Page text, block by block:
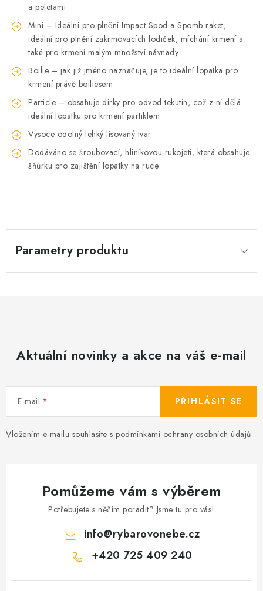
a peletami
Mini – Ideální pro plnění Impact Spod a Spomb raket,
ideální pro plnění zakrmovacích lodiček, míchání krmení a
také pro krmení malým množství návnady
Boilie – jak již jméno naznačuje, je to ideální lopatka pro
krmení právě boiliesem
Particle – obsahuje dírky pro odvod tekutin, což z ní dělá
ideální lopatku pro krmení partiklem
Vysoce odolný lehký lisovaný tvar
Dodáváno se šroubovací, hliníkovou rukojetí, která obsahuje
šňůrku pro zajištění lopatky na ruce
Parametry produktu
Aktuální novinky a akce na váš e-mail
E-mail
Vložením e-mailu souhlasíte s podmínkami ochrany osobních údajů
PŘIHLÁSIT SE
Pomůžeme vám s výběrem
Potřebujete s něčím poradit? Jsme tu pro vás!
info@rybarovonebe.cz
+420 725 409 240